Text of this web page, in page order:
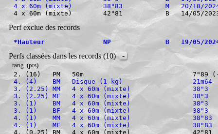
4 x 60m (mixte)        38"83           M   20/10/
Perf exclue des records
*Hauteur               NP              B   19/05/2024
Perfs classées dans les records (10) -
rang (pts)
2. (16)   PM   50m                            7"89
4. (4)    BM   Disque (1 kg)                  21m64
3. (2.25) MM   4 x 60m (mixte)                38"3
3. (2.25) MF   4 x 60m (mixte)                38"3
3. (1)    BM   4 x 60m (mixte)                38"3
3. (1)    BF   4 x 60m (mixte)                38"3
4. (1)    MM   4 x 60m (mixte)                38"83
4. (1)    MF   4 x 60m (mixte)                38"83
4. (0.25) BM   4 x 60m (mixte)                42"81